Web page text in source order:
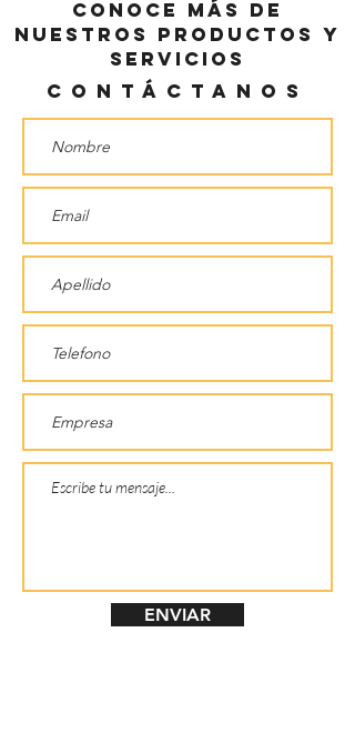
Conoce más de
nuestros productos y
servicios
Contáctanos
ENVIAR